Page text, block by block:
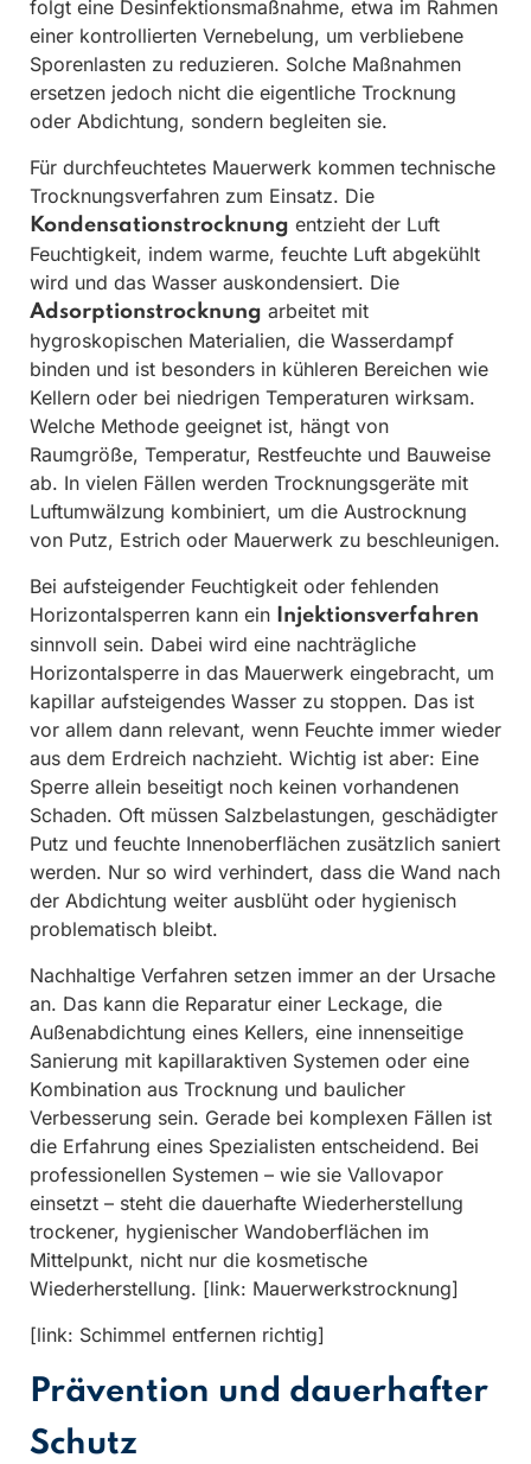
folgt eine Desinfektionsmaßnahme, etwa im Rahmen
einer kontrollierten Vernebelung, um verbliebene
Sporenlasten zu reduzieren. Solche Maßnahmen
ersetzen jedoch nicht die eigentliche Trocknung
oder Abdichtung, sondern begleiten sie.
Für durchfeuchtetes Mauerwerk kommen technische
Trocknungsverfahren zum Einsatz. Die
Kondensationstrocknung entzieht der Luft
Feuchtigkeit, indem warme, feuchte Luft abgekühlt
wird und das Wasser auskondensiert. Die
Adsorptionstrocknung arbeitet mit
hygroskopischen Materialien, die Wasserdampf
binden und ist besonders in kühleren Bereichen wie
Kellern oder bei niedrigen Temperaturen wirksam.
Welche Methode geeignet ist, hängt von
Raumgröße, Temperatur, Restfeuchte und Bauweise
ab. In vielen Fällen werden Trocknungsgeräte mit
Luftumwälzung kombiniert, um die Austrocknung
von Putz, Estrich oder Mauerwerk zu beschleunigen.
Bei aufsteigender Feuchtigkeit oder fehlenden
Horizontalsperren kann ein
Injektionsverfahren
sinnvoll sein. Dabei wird eine nachträgliche
Horizontalsperre in das Mauerwerk eingebracht, um
kapillar aufsteigendes Wasser zu stoppen. Das ist
vor allem dann relevant, wenn Feuchte immer wieder
aus dem Erdreich nachzieht. Wichtig ist aber: Eine
Sperre allein beseitigt noch keinen vorhandenen
Schaden. Oft müssen Salzbelastungen, geschädigter
Putz und feuchte Innenoberflächen zusätzlich saniert
werden. Nur so wird verhindert, dass die Wand nach
der Abdichtung weiter ausblüht oder hygienisch
problematisch bleibt.
Nachhaltige Verfahren setzen immer an der Ursache
an. Das kann die Reparatur einer Leckage, die
Außenabdichtung eines Kellers, eine innenseitige
Sanierung mit kapillaraktiven Systemen oder eine
Kombination aus Trocknung und baulicher
Verbesserung sein. Gerade bei komplexen Fällen ist
die Erfahrung eines Spezialisten entscheidend. Bei
professionellen Systemen – wie sie Vallovapor
einsetzt – steht die dauerhafte Wiederherstellung
trockener, hygienischer Wandoberflächen im
Mittelpunkt, nicht nur die kosmetische
Wiederherstellung. [link: Mauerwerkstrocknung]
[link: Schimmel entfernen richtig]
Prävention und dauerhafter
Schutz